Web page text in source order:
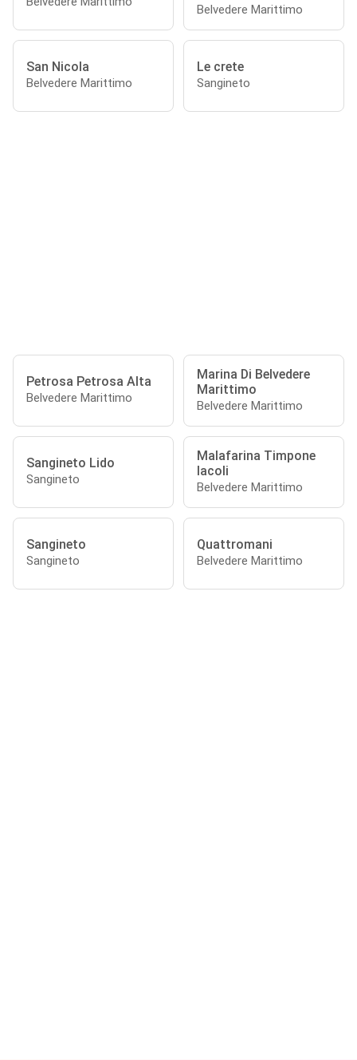
Belvedere Marittimo
San Nicola
Belvedere Marittimo
Le crete
Sangineto
Petrosa Petrosa Alta
Belvedere Marittimo
Marina Di Belvedere
Marittimo
Belvedere Marittimo
Sangineto Lido
Sangineto
Malafarina Timpone
Iacoli
Belvedere Marittimo
Sangineto
Sangineto
Quattromani
Belvedere Marittimo